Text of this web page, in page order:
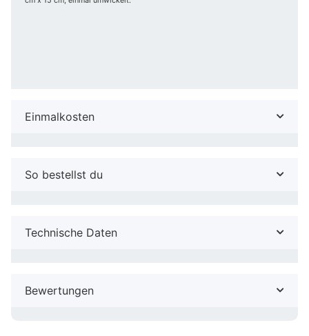
Einmalkosten
So bestellst du
Technische Daten
Bewertungen